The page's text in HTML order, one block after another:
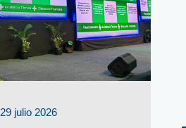
29 julio 2026